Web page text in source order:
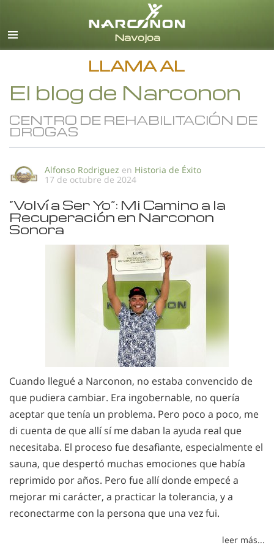
Español
Todas las Regiones/Idiomas
LLAMA AL
El blog de Narconon
CENTRO DE REHABILITACIÓN DE
DROGAS
Alfonso Rodriguez en Historia de Éxito
17 de octubre de 2024
“Volví a Ser Yo”: Mi Camino a la
Recuperación en Narconon
Sonora
Cuando llegué a Narconon, no estaba convencido de
que pudiera cambiar. Era ingobernable, no quería
aceptar que tenía un problema. Pero poco a poco, me
di cuenta de que allí sí me daban la ayuda real que
necesitaba. El proceso fue desafiante, especialmente el
sauna, que despertó muchas emociones que había
reprimido por años. Pero fue allí donde empecé a
mejorar mi carácter, a practicar la tolerancia, y a
reconectarme con la persona que una vez fui.
leer más...